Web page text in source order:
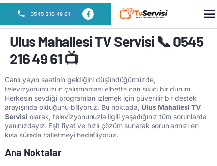
0545 216 49 61
Ulus Mahallesi TV Servisi 📞 0545
216 49 61 📺
Canlı yayın saatinin geldiğini düşündüğümüzde,
televizyonumuzun çalışmaması elbette can sıkıcı bir durum.
Herkesin sevdiği programları izlemek için güvenilir bir destek
arayışında olduğunu biliyoruz. Bu noktada, Ulus Mahallesi TV
Servisi olarak, televizyonunuzla ilgili yaşadığınız tüm sorunlarda
yanınızdayız. Eşit fiyat ve hızlı çözüm sunarak sorunlarınızı en
kısa sürede halletmeyi hedefliyoruz.
Ana Noktalar